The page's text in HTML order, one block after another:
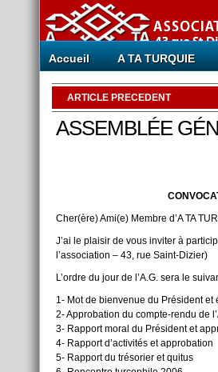
Accueil A TA TURQUIE
ARTICLE PRECEDENT
ASSEMBLÉE
Cher(ère) Ami(e) Membre d’A TA
J’ai le plaisir de vous inviter à
l’association – 43, rue Saint-Dizier)
L’ordre du jour de l’A.G. sera le
1- Mot de bienvenue du Président
2- Approbation du compte-rendu de
3- Rapport moral du Président et
4- Rapport d’activités et approbation
5- Rapport du trésorier et quitus